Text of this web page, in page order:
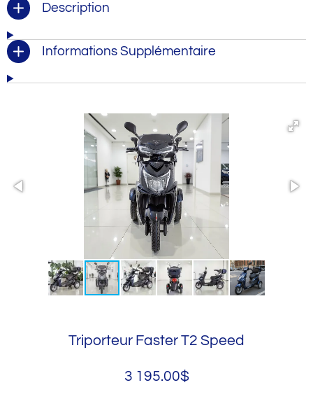
Description
Informations Supplémentaire
Triporteur Faster T2 Speed
3 195.00$